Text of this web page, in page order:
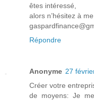
êtes intéressé,
alors n’hésitez à
Répondre
Anonyme 27
Créer votre
de moyens: Je